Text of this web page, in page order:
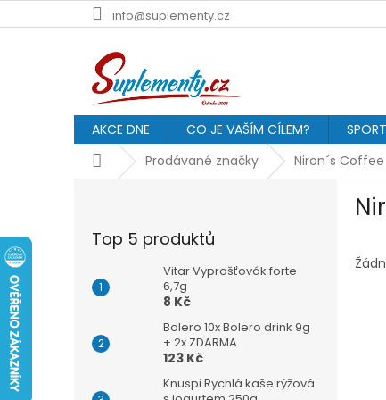
na
info@suplementy.cz
AKCE DNE CO JE VAŠÍM CÍLEM?
DomůProdávané značky Niron´s Coffee
Top 5 produktů
Vitar Vyprošťovák forte
6,7g
8 Kč
Bolero 10x Bolero drink 9g
+ 2x ZDARMA
123 Kč
Knuspi Rychlá kaše rýžová